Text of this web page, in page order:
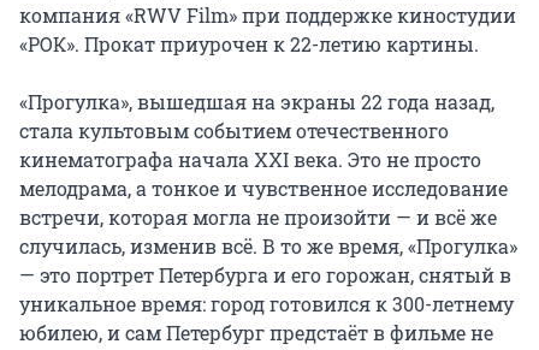
компания «RWV Film» при поддержке киностудии
«РОК». Прокат приурочен к 22-летию картины.
«Прогулка», вышедшая на экраны 22 года назад,
стала культовым событием отечественного
кинематографа начала XXI века. Это не просто
мелодрама, а тонкое и чувственное исследование
встречи, которая могла не произойти — и всё же
случилась, изменив всё. В то же время, «Прогулка»
— это портрет Петербурга и его горожан, снятый в
уникальное время: город готовился к 300-летнему
юбилею, и сам Петербург предстаёт в фильме не